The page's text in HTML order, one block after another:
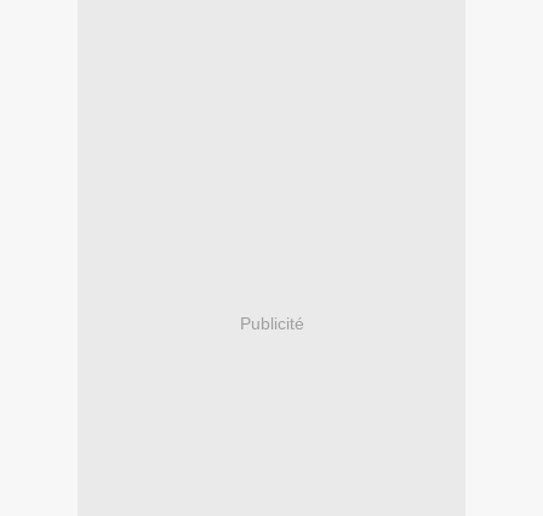
Publicité